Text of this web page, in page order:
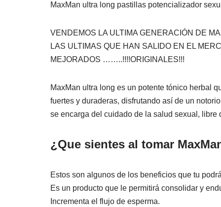
MaxMan ultra long pastillas potencializador
VENDEMOS LA ULTIMA GENERACIÓN DE
LAS ULTIMAS QUE HAN SALIDO EN EL
MEJORADOS ……..!!!!ORIGINALES!!!
MaxMan ultra long es un potente tónico herbal
fuertes y duraderas, disfrutando así de un
se encarga del cuidado de la salud sexual,
¿Que sientes al tomar
Estos son algunos de los beneficios que tu
Es un producto que le permitirá consolidar y
Incrementa el flujo de esperma.